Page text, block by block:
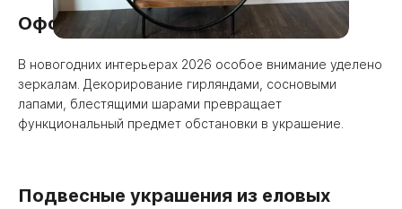
Оформление зеркал
В новогодних интерьерах 2026 особое внимание уделено
зеркалам. Декорирование гирляндами, сосновыми
лапами, блестящими шарами превращает
функциональный предмет обстановки в украшение.
Подвесные украшения из еловых